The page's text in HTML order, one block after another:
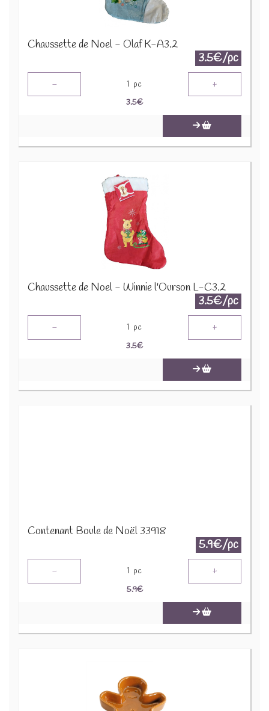
Chaussette de Noel - Olaf K-A3.2
3.5€/pc
- 1 pc +
3.5€
Chaussette de Noel - Winnie l'Ourson L-C3.2
3.5€/pc
- 1 pc +
3.5€
Contenant Boule de Noël 33918
5.9€/pc
- 1 pc +
5.9€